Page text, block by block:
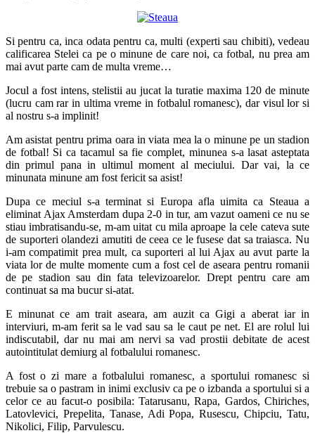
Si pentru ca, inca odata pentru ca, multi (experti sau chibiti), vedeau
calificarea Stelei ca pe o minune de care noi, ca fotbal, nu prea am
mai avut parte cam de multa vreme…
Jocul a fost intens, stelistii au jucat la turatie maxima 120 de minute
(lucru cam rar in ultima vreme in fotbalul romanesc), dar visul lor si
al nostru s-a implinit!
Am asistat pentru prima oara in viata mea la o minune pe un stadion
de fotbal! Si ca tacamul sa fie complet, minunea s-a lasat asteptata
din primul pana in ultimul moment al meciului. Dar vai, la ce
minunata minune am fost fericit sa asist!
Dupa ce meciul s-a terminat si Europa afla uimita ca Steaua a
eliminat Ajax Amsterdam dupa 2-0 in tur, am vazut oameni ce nu se
stiau imbratisandu-se, m-am uitat cu mila aproape la cele cateva sute
de suporteri olandezi amutiti de ceea ce le fusese dat sa traiasca. Nu
i-am compatimit prea mult, ca suporteri al lui Ajax au avut parte la
viata lor de multe momente cum a fost cel de aseara pentru romanii
de pe stadion sau din fata televizoarelor. Drept pentru care am
continuat sa ma bucur si-atat.
E minunat ce am trait aseara, am auzit ca Gigi a aberat iar in
interviuri, m-am ferit sa le vad sau sa le caut pe net. El are rolul lui
indiscutabil, dar nu mai am nervi sa vad prostii debitate de acest
autointitulat demiurg al fotbalului romanesc.
A fost o zi mare a fotbalului romanesc, a sportului romanesc si
trebuie sa o pastram in inimi exclusiv ca pe o izbanda a sportului si a
celor ce au facut-o posibila: Tatarusanu, Rapa, Gardos, Chiriches,
Latovlevici, Prepelita, Tanase, Adi Popa, Rusescu, Chipciu, Tatu,
Nikolici, Filip, Parvulescu.